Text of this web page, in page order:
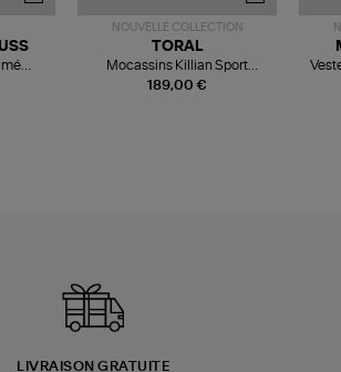
NOUVELLE COLLECTION
189,00 €
TORAL
Mocassins Killian Sport
Mousse
LIVRAISON GRATUITE